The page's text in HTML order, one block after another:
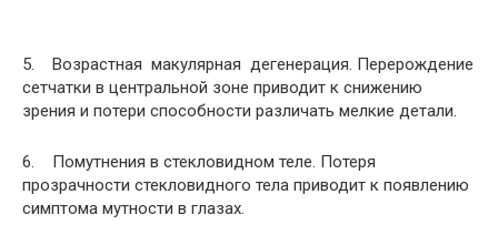
5. Возрастная макулярная дегенерация. Перерождение
сетчатки в центральной зоне приводит к снижению
зрения и потери способности различать мелкие детали.
6. Помутнения в стекловидном теле. Потеря
прозрачности стекловидного тела приводит к появлению
симптома мутности в глазах.